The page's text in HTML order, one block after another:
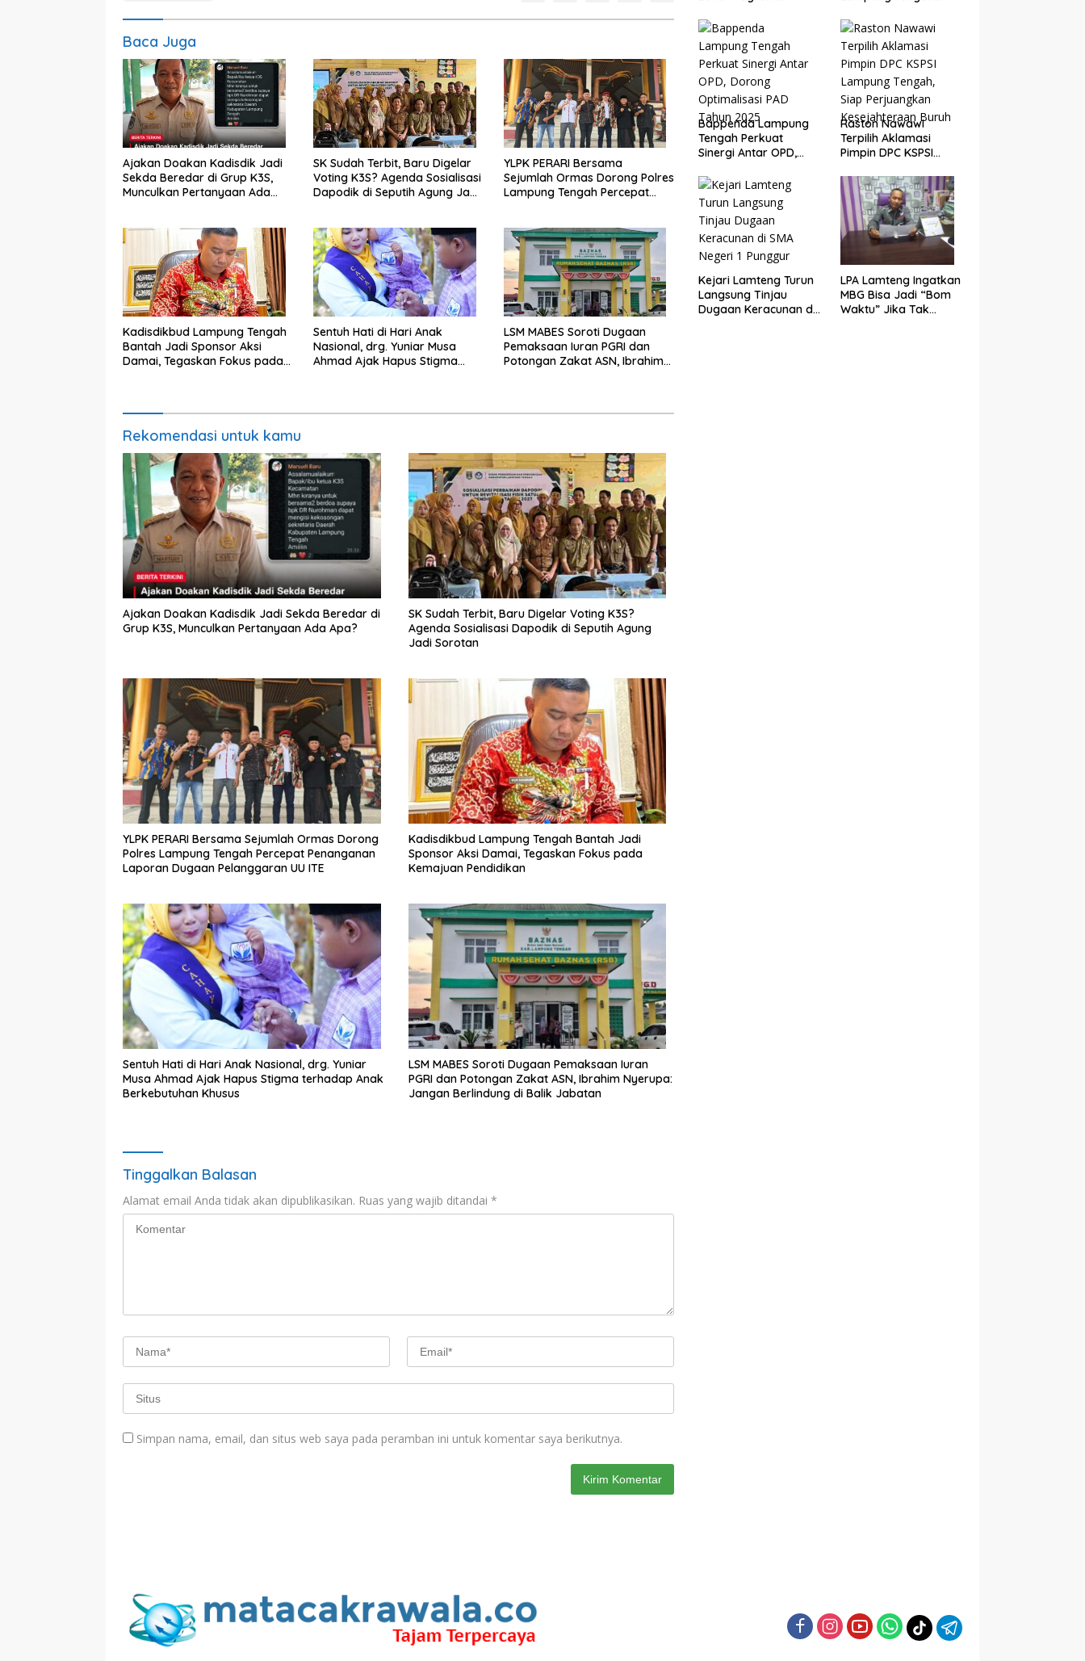
Baca Juga
Ajakan Doakan Kadisdik Jadi
Sekda Beredar di Grup K3S,
Munculkan Pertanyaan Ada
SK Sudah Terbit, Baru Digelar
Voting K3S? Agenda Sosialisasi
Dapodik di Seputih Agung Jadi
YLPK PERARI Bersama
Sejumlah Ormas Dorong Polres
Lampung Tengah Percepat
Kadisdikbud Lampung Tengah
Bantah Jadi Sponsor Aksi
Damai, Tegaskan Fokus pada
Sentuh Hati di Hari Anak
Nasional, drg. Yuniar Musa
Ahmad Ajak Hapus Stigma
LSM MABES Soroti Dugaan
Pemaksaan Iuran PGRI dan
Potongan Zakat ASN, Ibrahim
Rekomendasi untuk kamu
Ajakan Doakan Kadisdik Jadi Sekda Beredar di
Grup K3S, Munculkan Pertanyaan Ada Apa?
SK Sudah Terbit, Baru Digelar Voting K3S?
Agenda Sosialisasi Dapodik di Seputih Agung
Jadi Sorotan
YLPK PERARI Bersama Sejumlah Ormas Dorong
Polres Lampung Tengah Percepat Penanganan
Laporan Dugaan Pelanggaran UU ITE
Kadisdikbud Lampung Tengah Bantah Jadi
Sponsor Aksi Damai, Tegaskan Fokus pada
Kemajuan Pendidikan
Sentuh Hati di Hari Anak Nasional, drg. Yuniar
Musa Ahmad Ajak Hapus Stigma terhadap Anak
Berkebutuhan Khusus
LSM MABES Soroti Dugaan Pemaksaan Iuran
PGRI dan Potongan Zakat ASN, Ibrahim Nyerupa:
Jangan Berlindung di Balik Jabatan
Tinggalkan Balasan
Alamat email Anda tidak akan dipublikasikan. Ruas yang wajib ditandai *
Simpan nama, email, dan situs web saya pada peramban ini untuk komentar saya berikutnya.
Ekonomi Warga
PAK-SI 2025
Bappenda Lampung
Tengah Perkuat
Sinergi Antar OPD,
PAD Tahun 2025
Raston Nawawi
Terpilih Aklamasi
Pimpin DPC KSPSI
Siap Perjuangkan
Kesejahteraan Buruh
Kejari Lamteng Turun
Langsung Tinjau
Dugaan Keracunan di
LPA Lamteng Ingatkan
MBG Bisa Jadi “Bom
Waktu” Jika Tak